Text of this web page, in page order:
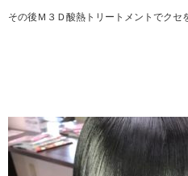
その後Ｍ３Ｄ酸熱トリートメントでクセ